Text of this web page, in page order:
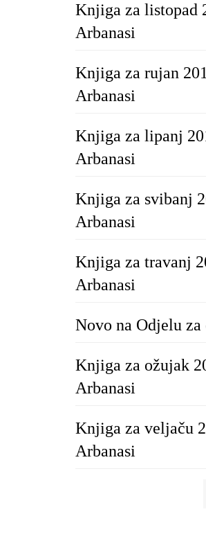
Knjiga za listopad
Arbanasi
Knjiga za rujan
Arbanasi
Knjiga za lipanj
Arbanasi
Knjiga za svibanj
Arbanasi
Knjiga za travanj
Arbanasi
Novo na Odjelu za
Knjiga za ožujak
Arbanasi
Knjiga za veljaču
Arbanasi